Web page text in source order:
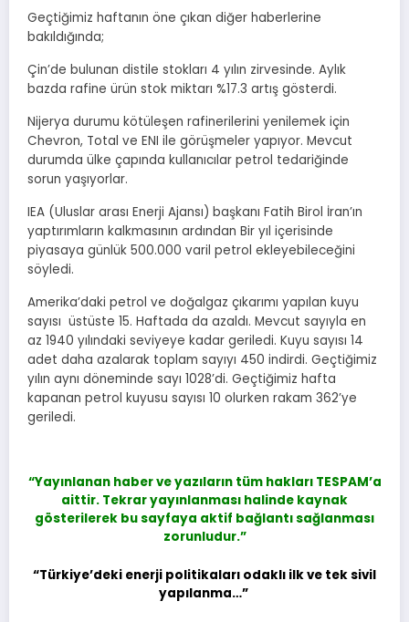
Geçtiğimiz haftanın öne çıkan diğer haberlerine
bakıldığında;
Çin’de bulunan distile stokları 4 yılın zirvesinde. Aylık
bazda rafine ürün stok miktarı %17.3 artış gösterdi.
Nijerya durumu kötüleşen rafinerilerini yenilemek için
Chevron, Total ve ENI ile görüşmeler yapıyor. Mevcut
durumda ülke çapında kullanıcılar petrol tedariğinde
sorun yaşıyorlar.
IEA (Uluslar arası Enerji Ajansı) başkanı Fatih Birol İran’ın
yaptırımların kalkmasının ardından Bir yıl içerisinde
piyasaya günlük 500.000 varil petrol ekleyebileceğini
söyledi.
Amerika’daki petrol ve doğalgaz çıkarımı yapılan kuyu
sayısı üstüste 15. Haftada da azaldı. Mevcut sayıyla en
az 1940 yılındaki seviyeye kadar geriledi. Kuyu sayısı 14
adet daha azalarak toplam sayıyı 450 indirdi. Geçtiğimiz
yılın aynı döneminde sayı 1028’di. Geçtiğimiz hafta
kapanan petrol kuyusu sayısı 10 olurken rakam 362’ye
geriledi.
“Yayınlanan haber ve yazıların tüm hakları TESPAM’a
aittir. Tekrar yayınlanması halinde kaynak
gösterilerek bu sayfaya aktif bağlantı sağlanması
zorunludur.”
“Türkiye’deki enerji politikaları odaklı ilk ve tek sivil
yapılanma…”